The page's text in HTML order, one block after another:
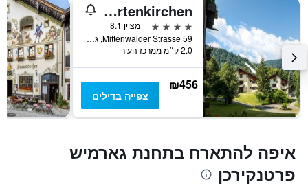
Dorint Sporthotel Garmisch-Partenkirchen
4 כוכבים
מצוין 8.1
Mittenwalder Strasse 59, גרמיש-פרטנקירכן, בוואריה, גרמניה
2.0 ק״מ ממרכז העיר
₪456
צפייה בדילים
איפה להתארח בתחנת גארמיש
פרטנקירכן